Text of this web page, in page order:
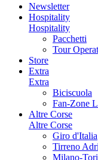
Newsletter
Hospitality
Hospitality
Pacchetti
Tour
Store
Extra
Extra
Biciscuola
Fan-Zone
Altre Corse
Altre Corse
Giro d'Italia
Tirreno
Milano-